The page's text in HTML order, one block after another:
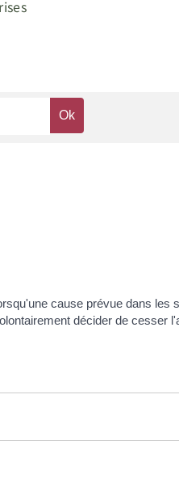
cause prévue dans
décider de cesser